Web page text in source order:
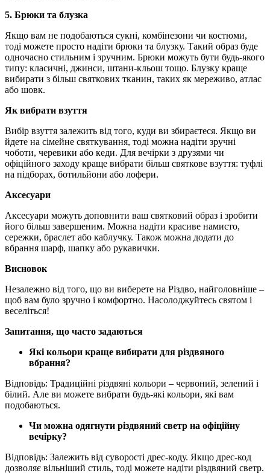
5. Брюки та блузка
Якщо вам не подобаються сукні, комбінезони чи костюми,
тоді можете просто надіти брюки та блузку. Такий образ буде
одночасно стильним і зручним. Брюки можуть бути будь-якого
типу: класичні, джинси, штани-кльош тощо. Блузку краще
вибирати з більш святкових тканин, таких як мереживо, атлас
або шовк.
Як вибрати взуття
Вибір взуття залежить від того, куди ви збираєтеся. Якщо ви
йдете на сімейне святкування, тоді можна надіти зручні
чоботи, черевики або кеди. Для вечірки з друзями чи
офіційного заходу краще вибрати більш святкове взуття: туфлі
на підборах, ботильйони або лофери.
Аксесуари
Аксесуари можуть доповнити ваш святковий образ і зробити
його більш завершеним. Можна надіти красиве намисто,
сережки, браслет або каблучку. Також можна додати до
вбрання шарф, шапку або рукавички.
Висновок
Незалежно від того, що ви виберете на Різдво, найголовніше –
щоб вам було зручно і комфортно. Насолоджуйтесь святом і
веселіться!
Запитання, що часто задаються
Які кольори краще вибирати для різдвяного
вбрання?
Відповідь: Традиційні різдвяні кольори – червоний, зелений і
білий. Але ви можете вибрати будь-які кольори, які вам
подобаються.
Чи можна одягнути різдвяний светр на офіційну
вечірку?
Відповідь: Залежить від суворості дрес-коду. Якщо дрес-код
дозволяє вільніший стиль, тоді можете надіти різдвяний светр.